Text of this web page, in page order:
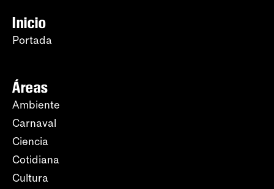
Inicio
Portada
Áreas
Ambiente
Carnaval
Ciencia
Cotidiana
Cultura